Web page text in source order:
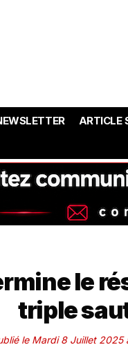
ARTICLE
le
triple
le Mardi 8 Juillet 2025